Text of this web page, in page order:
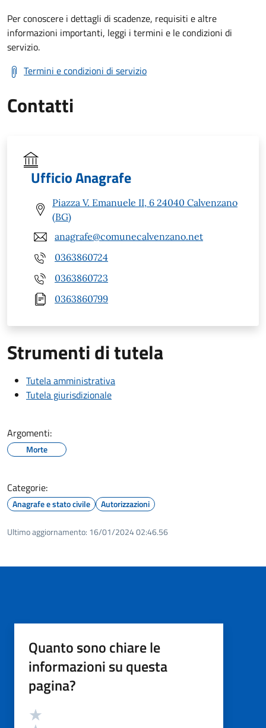
Per conoscere i dettagli di scadenze, requisiti e altre
informazioni importanti, leggi i termini e le condizioni di
servizio.
Termini e condizioni di servizio
Contatti
Ufficio Anagrafe
Piazza V. Emanuele II, 6 24040 Calvenzano
(BG)
anagrafe@comunecalvenzano.net
0363860724
0363860723
0363860799
Strumenti di tutela
Tutela amministrativa
Tutela giurisdizionale
Argomenti:
Morte
Categorie:
Anagrafe e stato civile Autorizzazioni
Ultimo aggiornamento: 16/01/2024 02:46.56
Quanto sono chiare le
informazioni su questa
pagina?
Valutazione